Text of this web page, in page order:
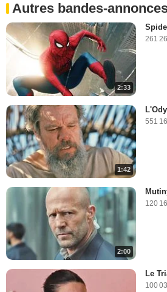
Autres bandes-
2:33
261
1:42
551
2:00
120
Le
100